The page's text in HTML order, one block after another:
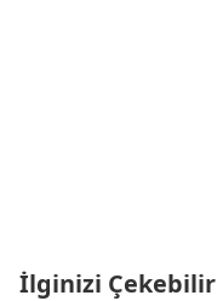
İlginizi Çekebilir